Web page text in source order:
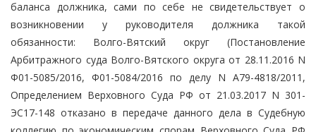
баланса должника, сами по себе не свидетельствует о
возникновении у руководителя должника такой
обязанности: Волго-Вятский округ (Постановление
Арбитражного суда Волго-Вятского округа от 28.11.2016 N
Ф01-5085/2016, Ф01-5084/2016 по делу N А79-4818/2011,
Определением Верховного Суда РФ от 21.03.2017 N 301-
ЭС17-148 отказано в передаче данного дела в Судебную